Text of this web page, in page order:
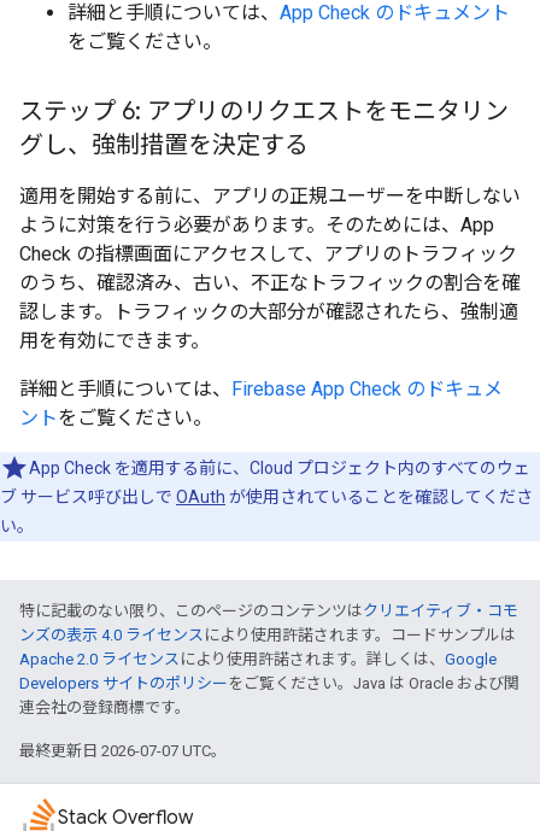
詳細と手順については、 App Check のドキュメント
をご覧ください。
ステップ 6: アプリのリクエストをモニタリン
グし、強制措置を決定する
適用を開始する前に、アプリの正規ユーザーを中断しない
ように対策を行う必要があります。そのためには、App
Check の指標画面にアクセスして、アプリのトラフィック
のうち、確認済み、古い、不正なトラフィックの割合を確
認します。トラフィックの大部分が確認されたら、強制適
用を有効にできます。
詳細と手順については、 Firebase App Check のドキュメ
ントをご覧ください。
App Check を適用する前に、Cloud プロジェクト内のすべてのウェ
ブ サービス呼び出しで OAuth が使用されていることを確認してくださ
い。
特に記載のない限り、このページのコンテンツはクリエイティブ・コモ
ンズの表示 4.0 ライセンス により使用許諾されます。コードサンプルは
Apache 2.0 ライセンス により使用許諾されます。詳しくは、 Google
Developers サイトのポリシー をご覧ください。Java は Oracle および関
連会社の登録商標です。
最終更新日 2026-07-07 UTC。
Stack Overflow